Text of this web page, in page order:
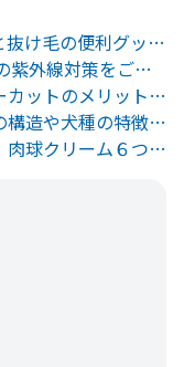
犬の換毛期ってなに？お手入れ方法と抜け毛の便利グッズをご紹介
紫外線は犬にとっても怖い存在⁉︎5つの紫外線対策をご紹介
これからの時期に要注意！犬のサマーカットのメリットとデメリット
飼い主を困らせる犬の抜け毛！被毛の構造や犬種の特徴を知ろう
【検証】ガサガサの肉球におすすめ！肉球クリーム６つを徹底比較